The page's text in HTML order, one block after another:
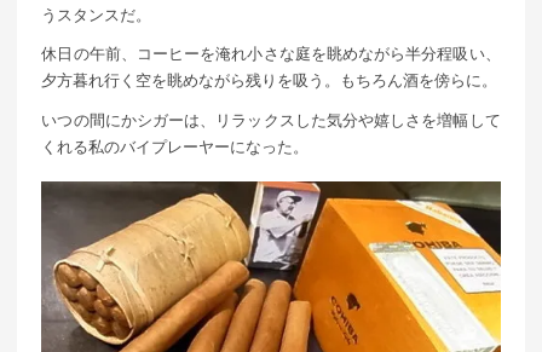
うスタンスだ。
休日の午前、コーヒーを淹れ小さな庭を眺めながら半分程吸い、
夕方暮れ行く空を眺めながら残りを吸う。もちろん酒を傍らに。
いつの間にかシガーは、リラックスした気分や嬉しさを増幅して
くれる私のバイプレーヤーになった。